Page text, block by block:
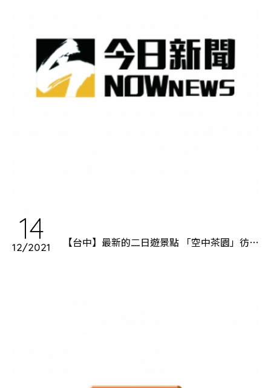
14
12/2021
【台中】最新的二日遊景點 「空中茶園」彷彿